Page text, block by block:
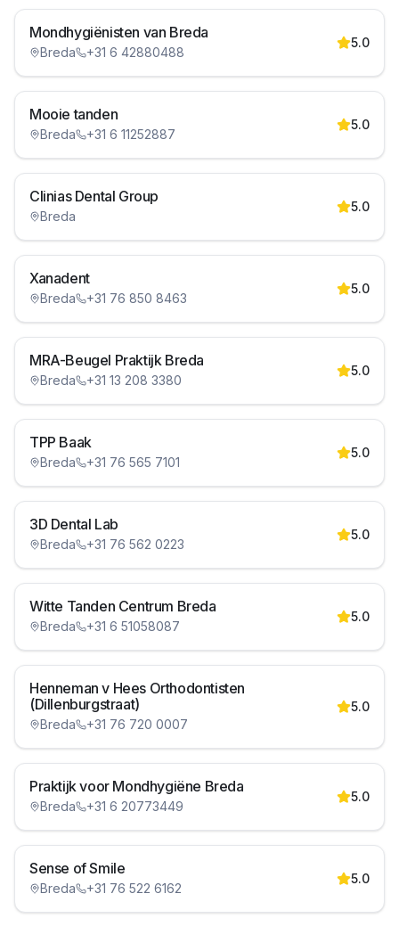
Mondhygiënisten van Breda
Breda +31 6 42880488
5.0
Mooie tanden
Breda +31 6 11252887
5.0
Clinias Dental Group
Breda
5.0
Xanadent
Breda +31 76 850 8463
5.0
MRA-Beugel Praktijk Breda
Breda +31 13 208 3380
5.0
TPP Baak
Breda +31 76 565 7101
5.0
3D Dental Lab
Breda +31 76 562 0223
5.0
Witte Tanden Centrum Breda
Breda +31 6 51058087
5.0
Henneman v Hees Orthodontisten
(Dillenburgstraat)
Breda +31 76 720 0007
5.0
Praktijk voor Mondhygiëne Breda
Breda +31 6 20773449
5.0
Sense of Smile
Breda +31 76 522 6162
5.0